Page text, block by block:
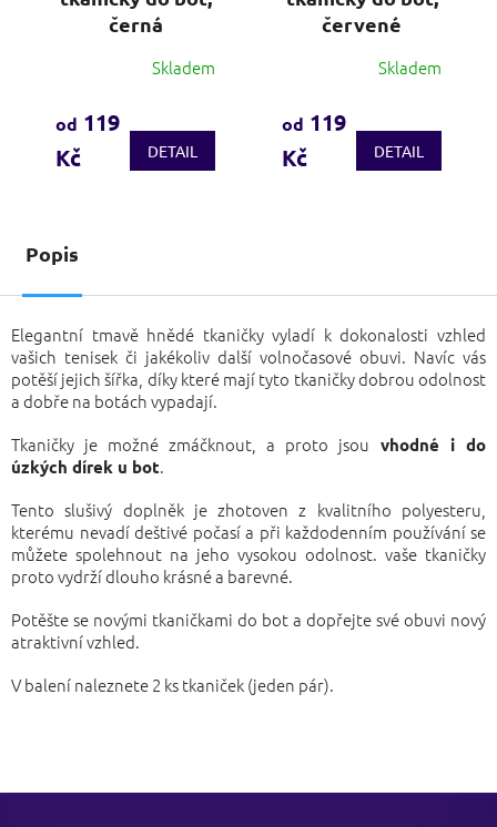
černá
produktu
je
3,7
Skladem
od 119
Kč
DETAIL
červené
produktu
je
3,6
Skladem
od 119
Kč
DETAIL
Popis
Elegantní tmavě hnědé tkaničky vyladí k dokonalosti vzhled
vašich tenisek či jakékoliv další volnočasové obuvi. Navíc vás
potěší jejich šířka, díky které mají tyto tkaničky dobrou odolnost
a dobře na botách vypadají.
Tkaničky je možné zmáčknout, a proto jsou vhodné i do
úzkých dírek u bot.
Tento slušivý doplněk je zhotoven z kvalitního polyesteru,
kterému nevadí deštivé počasí a při každodenním používání se
můžete spolehnout na jeho vysokou odolnost. vaše tkaničky
proto vydrží dlouho krásné a barevné.
Potěšte se novými tkaničkami do bot a dopřejte své obuvi nový
atraktivní vzhled.
V balení naleznete 2 ks tkaniček (jeden pár).